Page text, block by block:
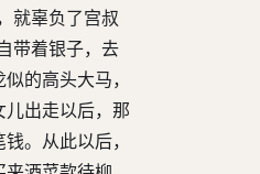
就辜负了宫叔
带着银子，去
的高头大马，
出走以后，那
。从此以后，